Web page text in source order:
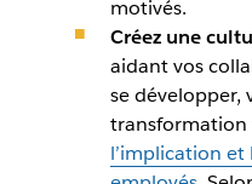
motivés.
Créez une
aidant vos
se développer,
l’implication et